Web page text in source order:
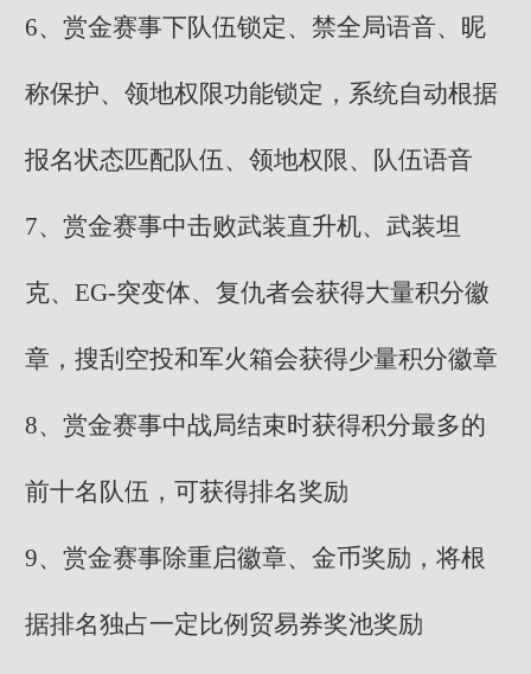
6、赏金赛事下队伍锁定、禁全局语音、昵
称保护、领地权限功能锁定，系统自动根据
报名状态匹配队伍、领地权限、队伍语音
7、赏金赛事中击败武装直升机、武装坦
克、EG-突变体、复仇者会获得大量积分徽
章，搜刮空投和军火箱会获得少量积分徽章
8、赏金赛事中战局结束时获得积分最多的
前十名队伍，可获得排名奖励
9、赏金赛事除重启徽章、金币奖励，将根
据排名独占一定比例贸易券奖池奖励